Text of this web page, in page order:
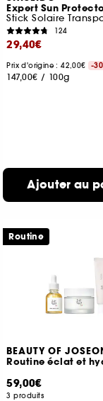
Expert Sun
124
29,40€
Prix d'origine : 42,00€ -
147,00€ / 100g
Ajouter au
BEAUTY OF
Routine éclat et
59,00€
3 produits
Routine